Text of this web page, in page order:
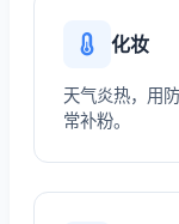
化妆
天气炎热，用
常补粉。